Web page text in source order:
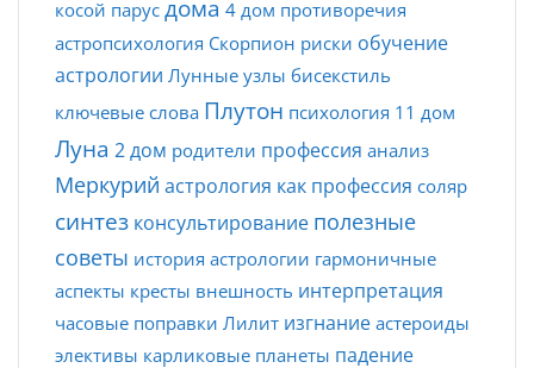
косой парус дома 4 дом противоречия
астропсихология Скорпион риски обучение
астрологии Лунные узлы бисекстиль
ключевые слова Плутон психология 11 дом
Луна 2 дом родители профессия анализ
Меркурий астрология как профессия соляр
синтез консультирование полезные
советы история астрологии гармоничные
аспекты кресты внешность интерпретация
часовые поправки Лилит изгнание астероиды
элективы карликовые планеты падение